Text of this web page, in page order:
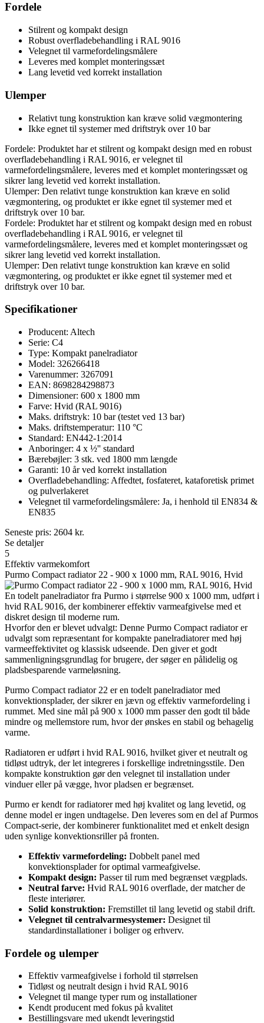
Fordele
Stilrent og kompakt design
Robust overfladebehandling i RAL 9016
Velegnet til varmefordelingsmålere
Leveres med komplet monteringssæt
Lang levetid ved korrekt installation
Ulemper
Relativt tung konstruktion kan kræve solid vægmontering
Ikke egnet til systemer med driftstryk over 10 bar
Fordele: Produktet har et stilrent og kompakt design med en robust
overfladebehandling i RAL 9016, er velegnet til
varmefordelingsmålere, leveres med et komplet monteringssæt og
sikrer lang levetid ved korrekt installation.
Ulemper: Den relativt tunge konstruktion kan kræve en solid
vægmontering, og produktet er ikke egnet til systemer med et
driftstryk over 10 bar.
Fordele: Produktet har et stilrent og kompakt design med en robust
overfladebehandling i RAL 9016, er velegnet til
varmefordelingsmålere, leveres med et komplet monteringssæt og
sikrer lang levetid ved korrekt installation.
Ulemper: Den relativt tunge konstruktion kan kræve en solid
vægmontering, og produktet er ikke egnet til systemer med et
driftstryk over 10 bar.
Specifikationer
Producent: Altech
Serie: C4
Type: Kompakt panelradiator
Model: 326266418
Varenummer: 3267091
EAN: 8698284298873
Dimensioner: 600 x 1800 mm
Farve: Hvid (RAL 9016)
Maks. driftstryk: 10 bar (testet ved 13 bar)
Maks. driftstemperatur: 110 °C
Standard: EN442-1:2014
Anboringer: 4 x ½'' standard
Bærebøjler: 3 stk. ved 1800 mm længde
Garanti: 10 år ved korrekt installation
Overfladebehandling: Affedtet, fosfateret, kataforetisk primet
og pulverlakeret
Velegnet til varmefordelingsmålere: Ja, i henhold til EN834 &
EN835
Seneste pris: 2604 kr.
Se detaljer
5
Effektiv varmekomfort
Purmo Compact radiator 22 - 900 x 1000 mm, RAL 9016, Hvid
En todelt panelradiator fra Purmo i størrelse 900 x 1000 mm, udført i
hvid RAL 9016, der kombinerer effektiv varmeafgivelse med et
diskret design til moderne rum.
Hvorfor den er blevet udvalgt: Denne Purmo Compact radiator er
udvalgt som repræsentant for kompakte panelradiatorer med høj
varmeeffektivitet og klassisk udseende. Den giver et godt
sammenligningsgrundlag for brugere, der søger en pålidelig og
pladsbesparende varmeløsning.
Purmo Compact radiator 22 er en todelt panelradiator med
konvektionsplader, der sikrer en jævn og effektiv varmefordeling i
rummet. Med sine mål på 900 x 1000 mm passer den godt til både
mindre og mellemstore rum, hvor der ønskes en stabil og behagelig
varme.
Radiatoren er udført i hvid RAL 9016, hvilket giver et neutralt og
tidløst udtryk, der let integreres i forskellige indretningsstile. Den
kompakte konstruktion gør den velegnet til installation under
vinduer eller på vægge, hvor pladsen er begrænset.
Purmo er kendt for radiatorer med høj kvalitet og lang levetid, og
denne model er ingen undtagelse. Den leveres som en del af Purmos
Compact-serie, der kombinerer funktionalitet med et enkelt design
uden synlige konvektionsriller på fronten.
Effektiv varmefordeling: Dobbelt panel med
konvektionsplader for optimal varmeafgivelse.
Kompakt design: Passer til rum med begrænset vægplads.
Neutral farve: Hvid RAL 9016 overflade, der matcher de
fleste interiører.
Solid konstruktion: Fremstillet til lang levetid og stabil drift.
Velegnet til centralvarmesystemer: Designet til
standardinstallationer i boliger og erhverv.
Fordele og ulemper
Effektiv varmeafgivelse i forhold til størrelsen
Tidløst og neutralt design i hvid RAL 9016
Velegnet til mange typer rum og installationer
Kendt producent med fokus på kvalitet
Bestillingsvare med ukendt leveringstid